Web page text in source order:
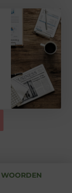
WOORDEN